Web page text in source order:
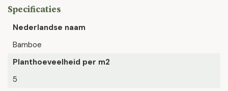
Specificaties
Nederlandse naam
Bamboe
Planthoeveelheid per m2
5